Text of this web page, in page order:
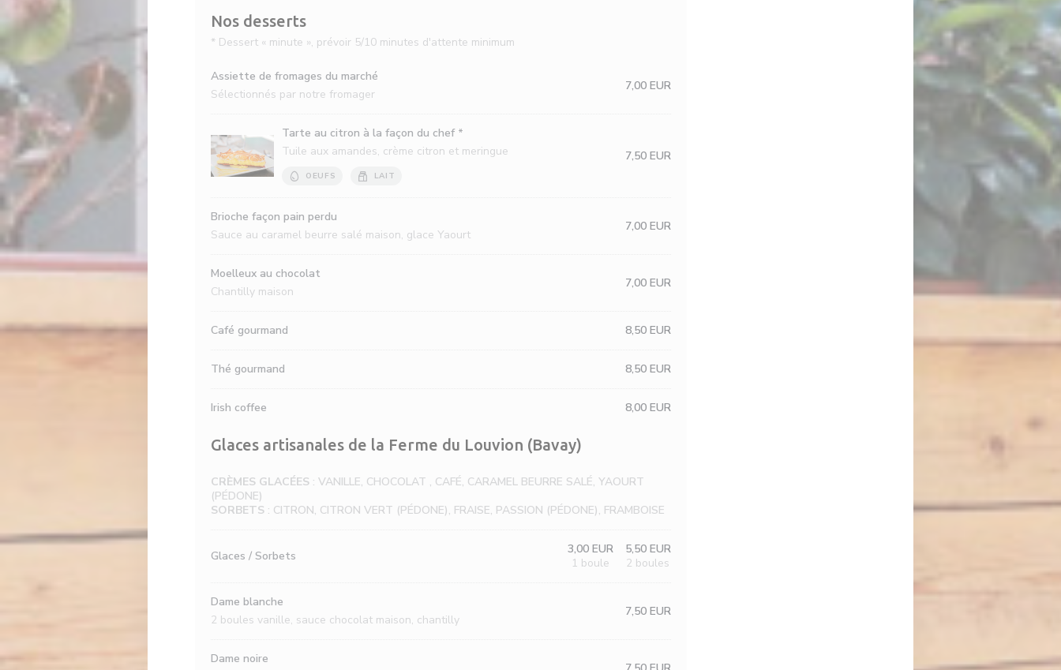
Nos desserts
* Dessert « minute », prévoir 5/10 minutes d'attente minimum
Assiette de fromages du marché
Sélectionnés par notre fromager
7,00 EUR
Tarte au citron à la façon du chef *
Tuile aux amandes, crème citron et meringue
OEUFS LAIT
7,50 EUR
Brioche façon pain perdu
Sauce au caramel beurre salé maison, glace Yaourt
7,00 EUR
Moelleux au chocolat
Chantilly maison
7,00 EUR
Café gourmand 8,50 EUR
Thé gourmand 8,50 EUR
Irish coffee 8,00 EUR
Glaces artisanales de la Ferme du Louvion (Bavay)
CRÈMES GLACÉES : VANILLE, CHOCOLAT , CAFÉ, CARAMEL BEURRE SALÉ, YAOURT
(PÉDONE)
SORBETS : CITRON, CITRON VERT (PÉDONE), FRAISE, PASSION (PÉDONE), FRAMBOISE
Glaces / Sorbets
3,00 EUR
1 boule
5,50 EUR
2 boules
Dame blanche
2 boules vanille, sauce chocolat maison, chantilly
7,50 EUR
Dame noire